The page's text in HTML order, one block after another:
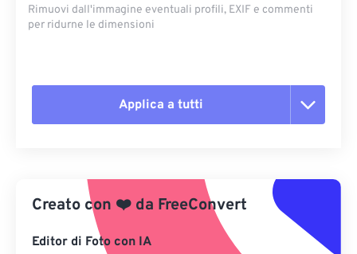
Rimuovi dall'immagine eventuali profili, EXIF ​​e commenti
per ridurne le dimensioni
Applica a tutti
Applica da preimpostazione
Salva come predefinito
Creato con ❤️ da FreeConvert
Editor di Foto con IA